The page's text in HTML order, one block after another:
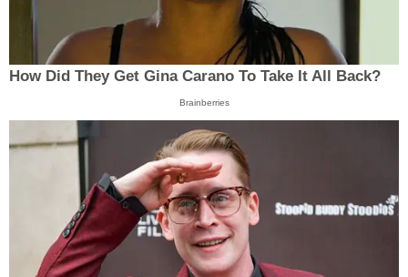
How Did They Get Gina Carano To Take It All Back?
Brainberries